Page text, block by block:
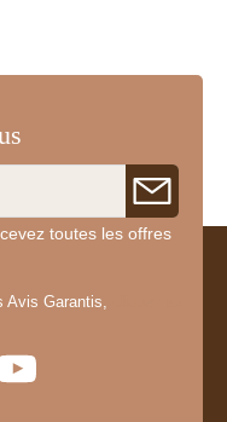
toutes les offres
Avis Garantis,